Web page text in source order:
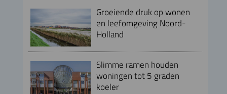
Groeiende druk op wonen
en leefomgeving Noord-
Holland
Slimme ramen houden
woningen tot 5 graden
koeler